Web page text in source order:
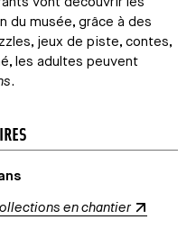
du musée, grâce à des
jeux de piste, contes,
les adultes peuvent
.
en chantier